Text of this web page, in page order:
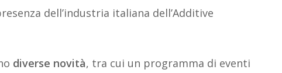
dell’industria italiana dell’Additive
diverse novità, tra cui un programma di eventi